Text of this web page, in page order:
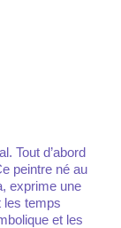
Tout d’abord
peintre né au
exprime une
les temps
et les